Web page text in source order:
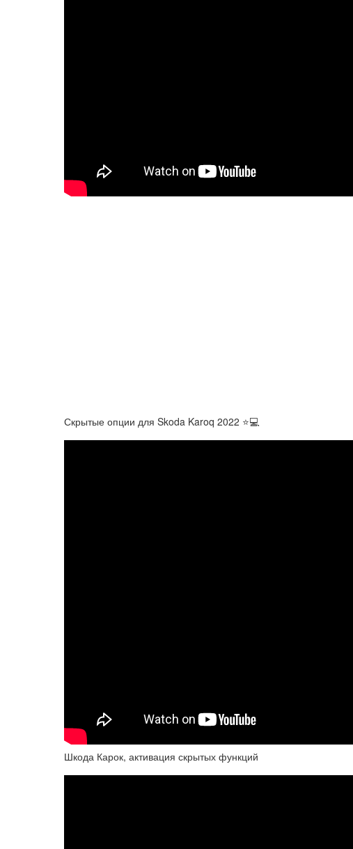
Скрытые опции для Skoda Karoq 2022 ⭐💻
Шкода Карок, активация скрытых функций